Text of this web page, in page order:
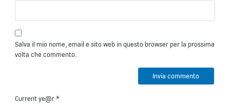
Salva il mio nome, email e sito web in questo browser per la prossima
volta che commento.
Current ye@r*